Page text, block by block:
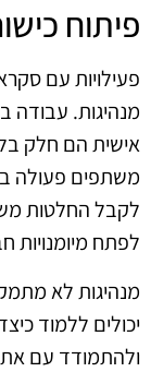
פיתוח
פעילויות עם
מנהיגות. עבודה
אישית הם חלק
משתפים פעולה
לקבל החלטות
לפתח מיומנויות
מנהיגות לא
יכולים ללמוד
ולהתמודד עם